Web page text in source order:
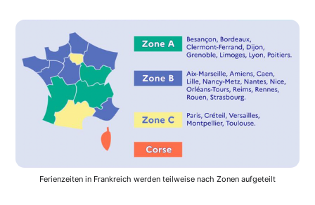
Ferienzeiten in Frankreich werden teilweise nach Zonen aufgeteilt